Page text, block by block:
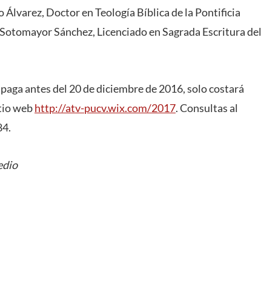
Álvarez, Doctor en Teología Bíblica de la Pontificia
Sánchez, Licenciado en Sagrada Escritura del
antes del 20 de diciembre de 2016, solo costará
webhttp://atv-pucv.wix.com/2017. Consultas al